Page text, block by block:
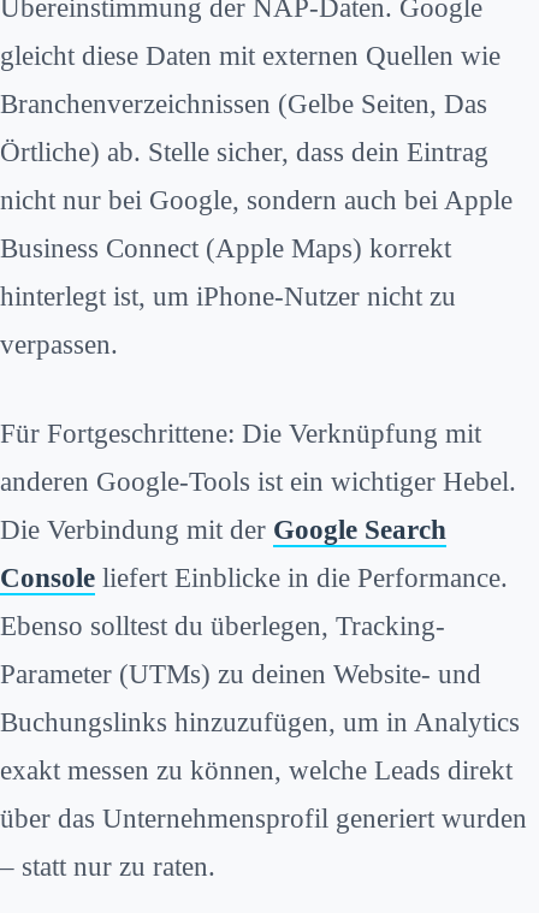
Übereinstimmung der NAP-Daten. Google
gleicht diese Daten mit externen Quellen wie
Branchenverzeichnissen (Gelbe Seiten, Das
Örtliche) ab. Stelle sicher, dass dein Eintrag
nicht nur bei Google, sondern auch bei Apple
Business Connect (Apple Maps) korrekt
hinterlegt ist, um iPhone-Nutzer nicht zu
verpassen.
Für Fortgeschrittene: Die Verknüpfung mit
anderen Google-Tools ist ein wichtiger Hebel.
Die Verbindung mit der Google Search
Console liefert Einblicke in die Performance.
Ebenso solltest du überlegen, Tracking-
Parameter (UTMs) zu deinen Website- und
Buchungslinks hinzuzufügen, um in Analytics
exakt messen zu können, welche Leads direkt
über das Unternehmensprofil generiert wurden
– statt nur zu raten.